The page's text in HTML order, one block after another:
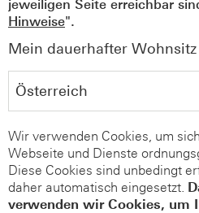
jeweiligen Seite erreichbar
Hinweise".
Mein dauerhafter
Wir verwenden Cookies, um
Webseite und Dienste
Diese Cookies sind unbedingt
daher automatisch eingesetzt.
verwenden wir Cookies, um